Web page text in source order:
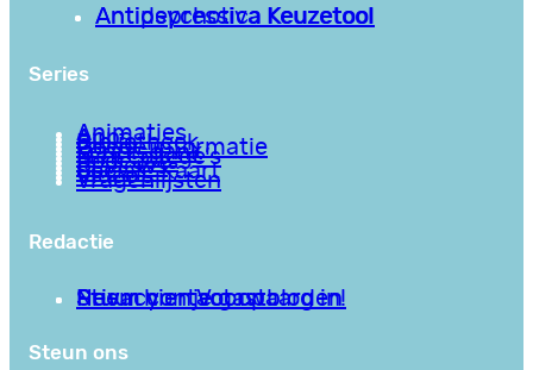
Antipsychotica Keuzetool
Antidepressiva Keuzetool
Series
Animaties
Apps
Bibliotheek
Goede informatie
Kennisbank
Mini college’s
Podcasts
Reviews
Sociale Kaart
Video’s
Vragenlijsten
Redactie
Privacy en Voorwaarden
Stuur hier je gastblog in!
Neem contact op
Steun ons